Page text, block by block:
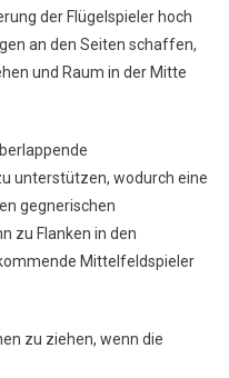
der Flügelspieler hoch
an den Seiten schaffen,
und Raum in der Mitte
unterstützen, wodurch eine
gegnerischen
zu Flanken in den
Mittelfeldspieler
zu ziehen, wenn die